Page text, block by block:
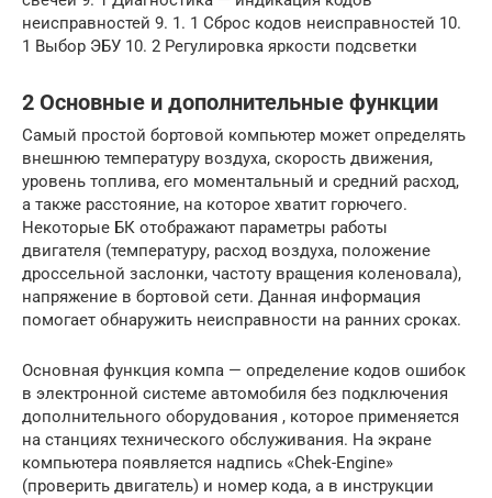
неисправностей 9. 1. 1 Сброс кодов неисправностей 10.
1 Выбор ЭБУ 10. 2 Регулировка яркости подсветки
2 Основные и дополнительные функции
Самый простой бортовой компьютер может определять
внешнюю температуру воздуха, скорость движения,
уровень топлива, его моментальный и средний расход,
а также расстояние, на которое хватит горючего.
Некоторые БК отображают параметры работы
двигателя (температуру, расход воздуха, положение
дроссельной заслонки, частоту вращения коленовала),
напряжение в бортовой сети. Данная информация
помогает обнаружить неисправности на ранних сроках.
Основная функция компа — определение кодов ошибок
в электронной системе автомобиля без подключения
дополнительного оборудования , которое применяется
на станциях технического обслуживания. На экране
компьютера появляется надпись «Chek-Engine»
(проверить двигатель) и номер кода, а в инструкции